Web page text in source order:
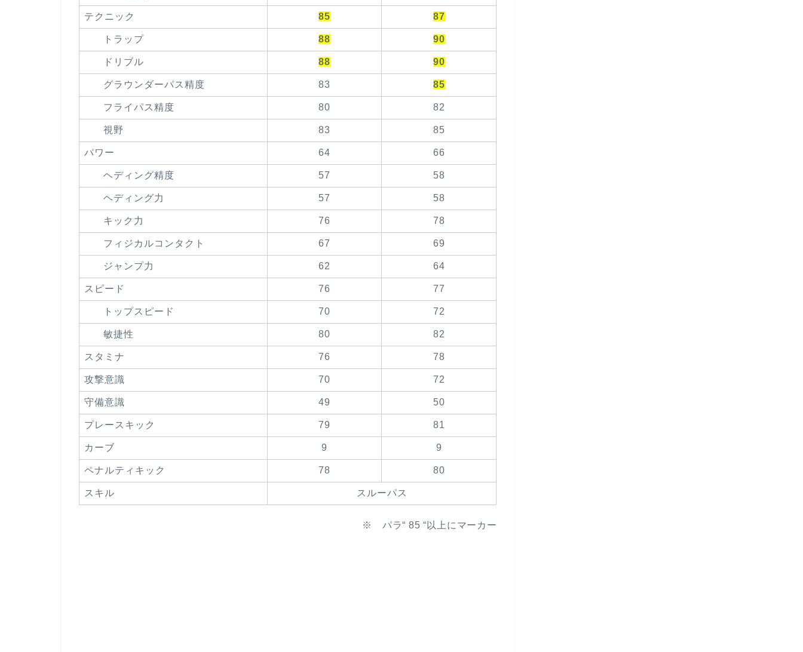
テクニック 85 87
トラップ 88 90
ドリブル 88 90
グラウンダーパス精度 83 85
フライパス精度 80 82
視野 83 85
パワー 64 66
ヘディング精度 57 58
ヘディング力 57 58
キック力 76 78
フィジカルコンタクト 67 69
ジャンプ力 62 64
スピード 76 77
トップスピード 70 72
敏捷性 80 82
スタミナ 76 78
攻撃意識 70 72
守備意識 49 50
プレースキック 79 81
カーブ 9 9
ペナルティキック 78 80
スキル スルーパス
※ パラ“ 85 “以上にマーカー